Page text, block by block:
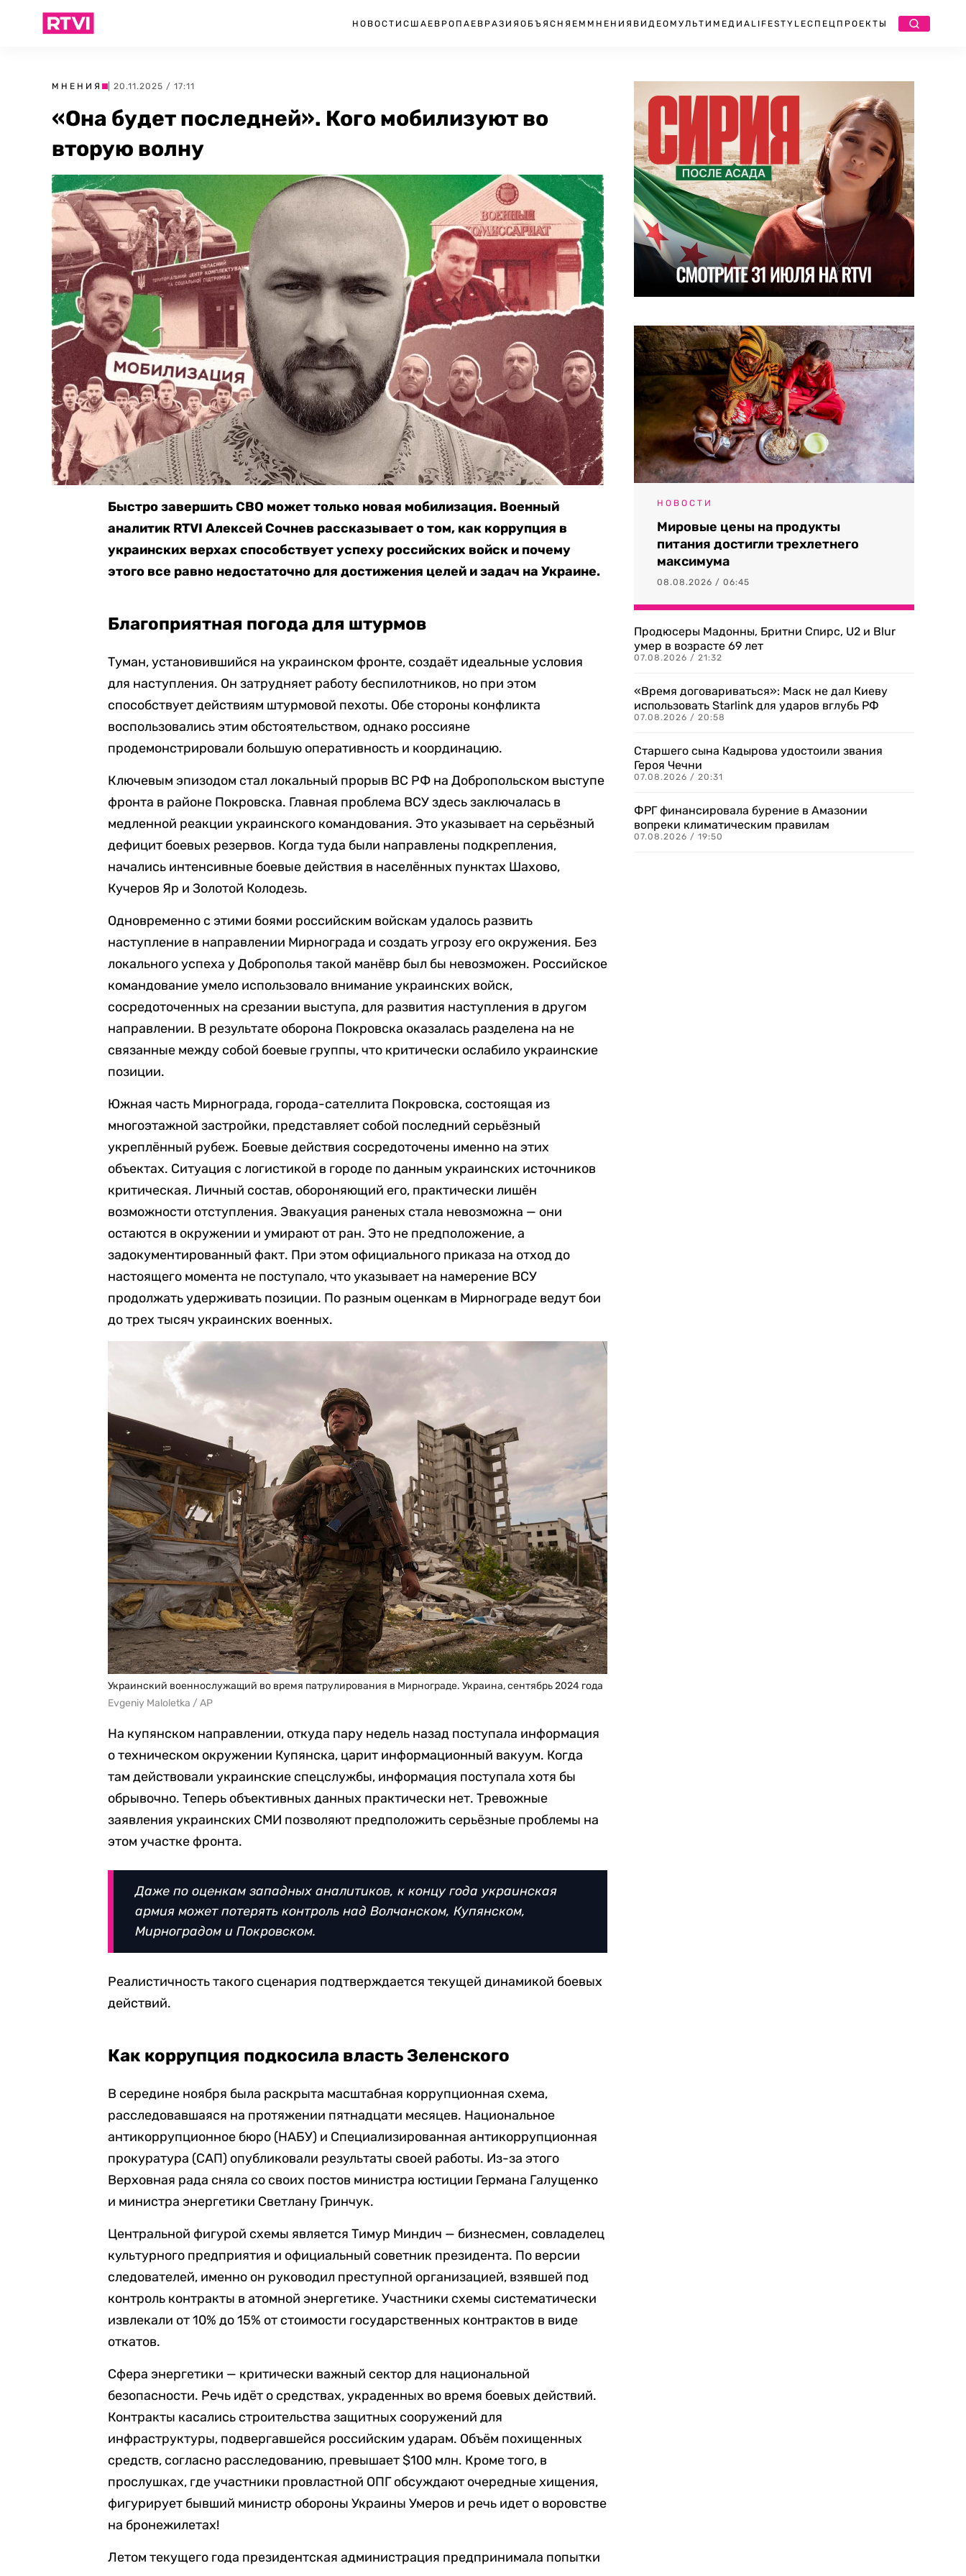
НОВОСТИ США ЕВРОПА ЕВРАЗИЯ ОБЪЯСНЯЕМ МНЕНИЯ ВИДЕО МУЛЬТИМЕДИА LIFESTYLEСПЕЦПРОЕКТЫ
МНЕНИЯ | 20.11.2025 / 17:11
«Она будет последней». Кого мобилизуют во
вторую волну
Быстро завершить СВО может только новая мобилизация. Военный
аналитик RTVI Алексей Сочнев рассказывает о том, как коррупция в
украинских верхах способствует успеху российских войск и почему
этого все равно недостаточно для достижения целей и задач на Украине.
Благоприятная погода для штурмов
Туман, установившийся на украинском фронте, создаёт идеальные условия
для наступления. Он затрудняет работу беспилотников, но при этом
способствует действиям штурмовой пехоты. Обе стороны конфликта
воспользовались этим обстоятельством, однако россияне
продемонстрировали большую оперативность и координацию.
Ключевым эпизодом стал локальный прорыв ВС РФ на Добропольском выступе
фронта в районе Покровска. Главная проблема ВСУ здесь заключалась в
медленной реакции украинского командования. Это указывает на серьёзный
дефицит боевых резервов. Когда туда были направлены подкрепления,
начались интенсивные боевые действия в населённых пунктах Шахово,
Кучеров Яр и Золотой Колодезь.
Одновременно с этими боями российским войскам удалось развить
наступление в направлении Мирнограда и создать угрозу его окружения. Без
локального успеха у Доброполья такой манёвр был бы невозможен. Российское
командование умело использовало внимание украинских войск,
сосредоточенных на срезании выступа, для развития наступления в другом
направлении. В результате оборона Покровска оказалась разделена на не
связанные между собой боевые группы, что критически ослабило украинские
позиции.
Южная часть Мирнограда, города-сателлита Покровска, состоящая из
многоэтажной застройки, представляет собой последний серьёзный
укреплённый рубеж. Боевые действия сосредоточены именно на этих
объектах. Ситуация с логистикой в городе по данным украинских источников
критическая. Личный состав, обороняющий его, практически лишён
возможности отступления. Эвакуация раненых стала невозможна — они
остаются в окружении и умирают от ран. Это не предположение, а
задокументированный факт. При этом официального приказа на отход до
настоящего момента не поступало, что указывает на намерение ВСУ
продолжать удерживать позиции. По разным оценкам в Мирнограде ведут бои
до трех тысяч украинских военных.
Украинский военнослужащий во время патрулирования в Мирнограде. Украина, сентябрь 2024 года
Evgeniy Maloletka / AP
На купянском направлении, откуда пару недель назад поступала информация
о техническом окружении Купянска, царит информационный вакуум. Когда
там действовали украинские спецслужбы, информация поступала хотя бы
обрывочно. Теперь объективных данных практически нет. Тревожные
заявления украинских СМИ позволяют предположить серьёзные проблемы на
этом участке фронта.
Даже по оценкам западных аналитиков, к концу года украинская
армия может потерять контроль над Волчанском, Купянском,
Мирноградом и Покровском.
Реалистичность такого сценария подтверждается текущей динамикой боевых
действий.
Как коррупция подкосила власть Зеленского
В середине ноября была раскрыта масштабная коррупционная схема,
расследовавшаяся на протяжении пятнадцати месяцев. Национальное
антикоррупционное бюро (НАБУ) и Специализированная антикоррупционная
прокуратура (САП) опубликовали результаты своей работы. Из-за этого
Верховная рада сняла со своих постов министра юстиции Германа Галущенко
и министра энергетики Светлану Гринчук.
Центральной фигурой схемы является Тимур Миндич — бизнесмен, совладелец
культурного предприятия и официальный советник президента. По версии
следователей, именно он руководил преступной организацией, взявшей под
контроль контракты в атомной энергетике. Участники схемы систематически
извлекали от 10% до 15% от стоимости государственных контрактов в виде
откатов.
Cфера энергетики — критически важный сектор для национальной
безопасности. Речь идёт о средствах, украденных во время боевых действий.
Контракты касались строительства защитных сооружений для
инфраструктуры, подвергавшейся российским ударам. Объём похищенных
средств, согласно расследованию, превышает $100 млн. Кроме того, в
прослушках, где участники провластной ОПГ обсуждают очередные хищения,
фигурирует бывший министр обороны Украины Умеров и речь идет о воровстве
на бронежилетах!
Летом текущего года президентская администрация предпринимала попытки
НОВОСТИ
Мировые цены на продукты
питания достигли трехлетнего
максимума
08.08.2026 / 06:45
Продюсеры Мадонны, Бритни Спирс, U2 и Blur
умер в возрасте 69 лет
07.08.2026 / 21:32
«Время договариваться»: Маск не дал Киеву
использовать Starlink для ударов вглубь РФ
07.08.2026 / 20:58
Старшего сына Кадырова удостоили звания
Героя Чечни
07.08.2026 / 20:31
ФРГ финансировала бурение в Амазонии
вопреки климатическим правилам
07.08.2026 / 19:50